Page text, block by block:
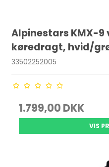
Alpinestars KMX-
køredragt, hvid/
33502252005
1.799,00 DKK
VIS